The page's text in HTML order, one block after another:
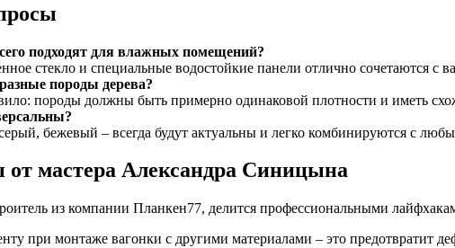
подходят для влажных помещений?
стекло и специальные водостойкие панели отлично сочетаются с
породы дерева?
породы должны быть примерно одинаковой плотности и иметь
бежевый – всегда будут актуальны и легко комбинируются с
от мастера Александра Синицына
из компании Планкен77, делится профессиональными
при монтаже вагонки с другими материалами – это предотвратит